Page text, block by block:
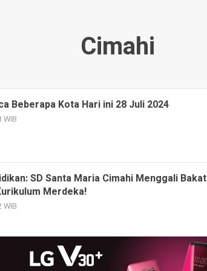
Cimahi
Beberapa Kota Hari ini 28 Juli 2024
WIB
SD Santa Maria Cimahi Menggali Bakat
Merdeka!
WIB